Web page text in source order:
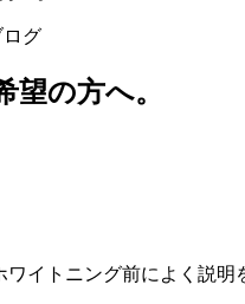
グ
の方へ。
イトニング前によく説明